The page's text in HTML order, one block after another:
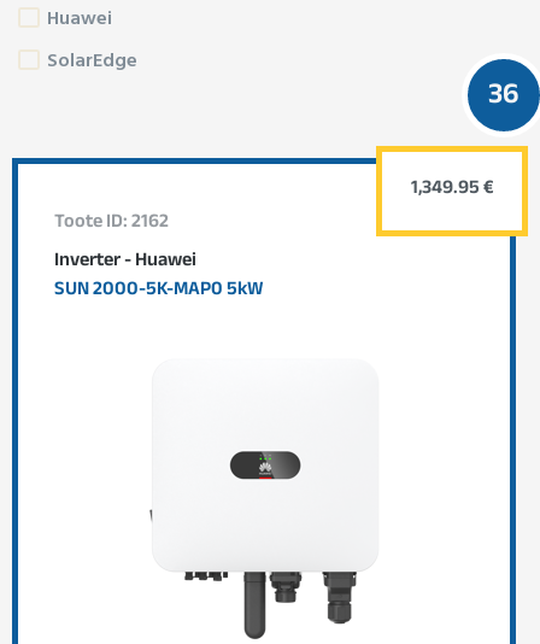
Huawei
SolarEdge
36
Toote ID: 2162
Inverter - Huawei
SUN 2000-5K-MAP0 5kW
1,349.95 €